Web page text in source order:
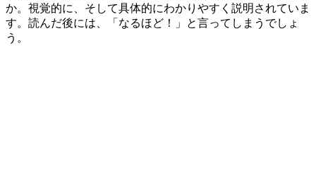
か。視覚的に、そして具体的にわかりやすく説明されていま
す。読んだ後には、「なるほど！」と言ってしまうでしょ
う。